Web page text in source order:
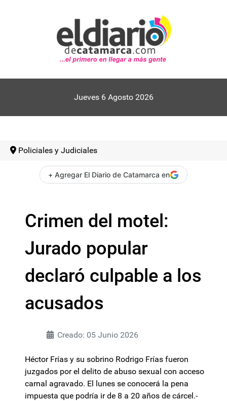
Jueves 6 Agosto 2026
Policiales y Judiciales
+ Agregar El Diario de Catamarca en
Crimen del motel:
Jurado popular
declaró culpable a los
acusados
Creado: 05 Junio 2026
Héctor Frías y su sobrino Rodrigo Frías fueron
juzgados por el delito de abuso sexual con acceso
carnal agravado. El lunes se conocerá la pena
impuesta que podría ir de 8 a 20 años de cárcel.-